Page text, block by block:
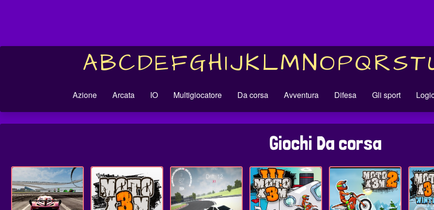
ABCDEFGHIJKLMNOPQRST
Azione Arcata IO Multigiocatore Da corsa Avventura Difesa Gli sport
Giochi Da corsa